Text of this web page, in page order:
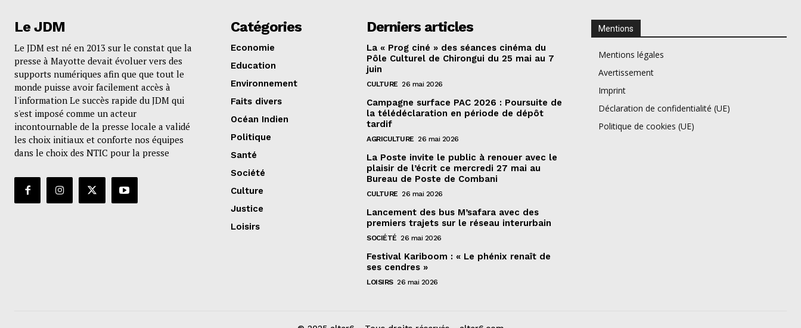
Le JDM
Le JDM est né en 2013 sur le constat que la
presse à Mayotte devait évoluer vers des
supports numériques afin que que tout le
monde puisse avoir facilement accès à
l'information Le succès rapide du JDM qui
s'est imposé comme un acteur
incontournable de la presse locale a validé
les choix initiaux et conforte nos équipes
dans le choix des NTIC pour la presse
Catégories
Economie
Education
Environnement
Faits divers
Océan Indien
Politique
Santé
Société
Culture
Justice
Loisirs
Derniers articles
La « Prog ciné » des séances cinéma du
Pôle Culturel de Chirongui du 25 mai au 7
juin
CULTURE 26 mai 2026
Campagne surface PAC 2026 : Poursuite de
la télédéclaration en période de dépôt
tardif
AGRICULTURE 26 mai 2026
La Poste invite le public à renouer avec le
plaisir de l’écrit ce mercredi 27 mai au
Bureau de Poste de Combani
CULTURE 26 mai 2026
Lancement des bus M’safara avec des
premiers trajets sur le réseau interurbain
SOCIÉTÉ 26 mai 2026
Festival Kariboom : « Le phénix renaît de
ses cendres »
LOISIRS 26 mai 2026
Mentions
Mentions légales
Avertissement
Imprint
Déclaration de confidentialité (UE)
Politique de cookies (UE)